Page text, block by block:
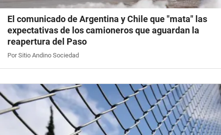
El comunicado de Argentina y Chile que "mata" las
expectativas de los camioneros que aguardan la
reapertura del Paso
Por Sitio Andino Sociedad